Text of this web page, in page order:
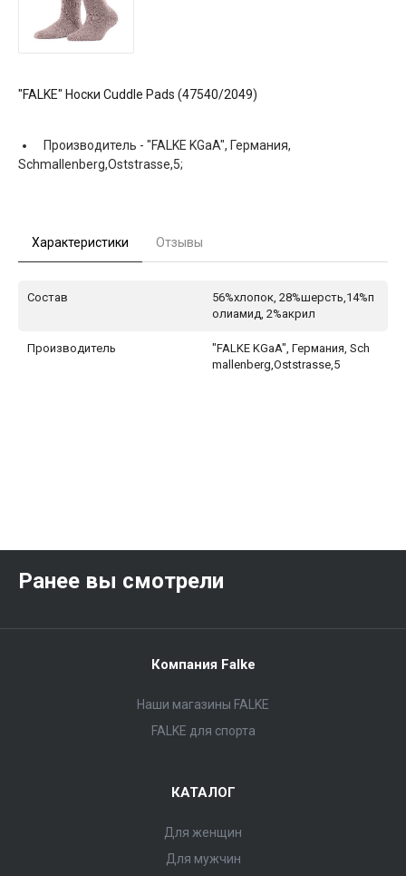
"FALKE" Носки Cuddle Pads (47540/2049)
Производитель - "FALKE KGaA", Германия,
Schmallenberg,Oststrasse,5;
Характеристики Отзывы
Состав
56%хлопок, 28%шерсть,14%п
олиамид, 2%акрил
Производитель
"FALKE KGaA", Германия, Sch
mallenberg,Oststrasse,5
Ранее вы смотрели
Компания Falke
Наши магазины FALKE
FALKE для спорта
КАТАЛОГ
Для женщин
Для мужчин